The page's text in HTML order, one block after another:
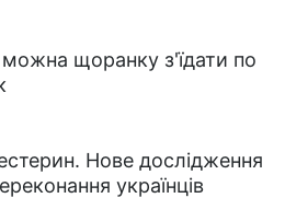
щоранку з'їдати по
Нове дослідження
українців